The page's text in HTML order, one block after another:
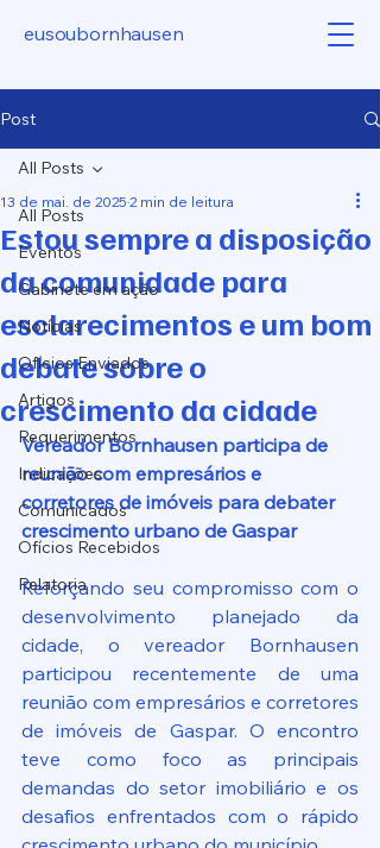
eusoubornhausen
Post
All Posts
Eventos
Gabinete em ação
Notícias
Ofícios Enviados
Artigos
Requerimentos
Indicações
Comunicados
Ofícios Recebidos
Relatoria
All Posts
Estou sempre a disposição
da comunidade para
esclarecimentos e um bom
debate sobre o
crescimento da cidade
13 de mai. de 2025 2 min de leitura
Vereador Bornhausen participa de
reunião com empresários e
corretores de imóveis para debater
crescimento urbano de Gaspar
Reforçando seu compromisso com o
desenvolvimento planejado da
cidade, o vereador Bornhausen
participou recentemente de uma
reunião com empresários e corretores
de imóveis de Gaspar. O encontro
teve como foco as principais
demandas do setor imobiliário e os
desafios enfrentados com o rápido